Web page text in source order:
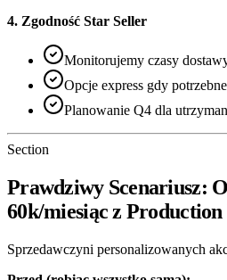
4. Zgodność Star Seller
Monitorujemy czasy
Opcje express gdy potrzebne
Planowanie Q4 dla
Section
Prawdziwy Scenariusz:
60k/miesiąc z
Sprzedawczyni personalizowanych